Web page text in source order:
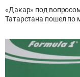
«Дакар» под
Татарстана пошел по